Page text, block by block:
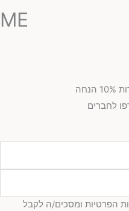
ME
לחברים
הפרטיות ומסכים/ה לקבל